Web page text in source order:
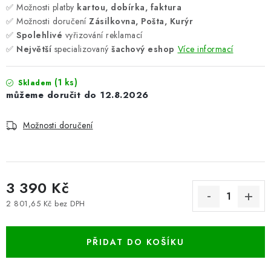
✅ Možnosti platby kartou, dobírka, faktura
✅ Možnosti doručení Zásilkovna, Pošta, Kurýr
✅ Spolehlivé vyřizování reklamací
✅ Největší specializovaný šachový eshop Více informací
Skladem (1 ks)
12.8.2026
Možnosti doručení
3 390 Kč
2 801,65 Kč bez DPH
PŘIDAT DO KOŠÍKU